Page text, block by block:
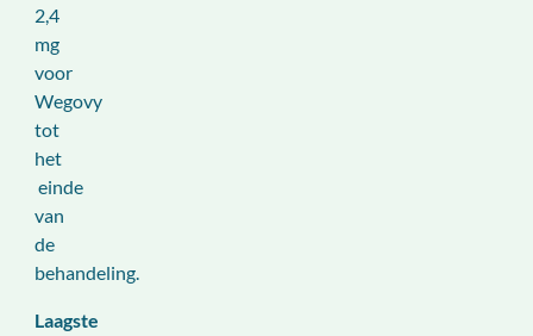
2,4
mg
voor
Wegovy
tot
het
einde
van
de
behandeling.
Laagste